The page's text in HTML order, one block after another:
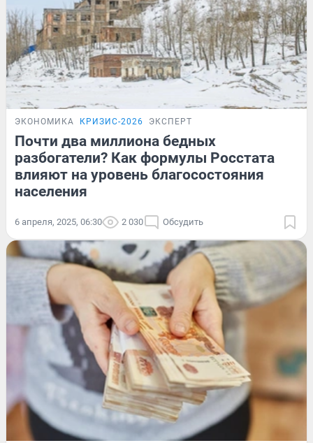
ЭКОНОМИКА КРИЗИС-2026 ЭКСПЕРТ
Почти два миллиона бедных
разбогатели? Как формулы Росстата
влияют на уровень благосостояния
населения
6 апреля, 2025, 06:30 2 030 Обсудить